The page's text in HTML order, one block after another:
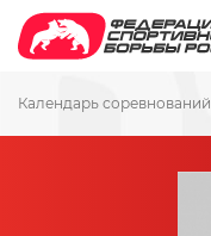
Календарь соревнований